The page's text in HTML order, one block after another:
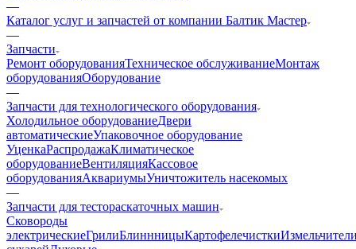
—
Каталог услуг и запчастей от компании Балтик Мастер
—
Запчасти
Ремонт оборудованияТехническое обслуживаниеМонтаж
оборудованияОборудование
—
Запчасти для технологического оборудования
Холодильное оборудованиеДвери
автоматическиеУпаковочное оборудование
УценкаРаспродажаКлиматическое
оборудованиеВентиляцияКассовое
оборудованияАквариумыУничтожитель насекомых
—
Запчасти для тестораскаточных машин
Cковороды
электрическиеГрилиБлиннницыКартофелечистки